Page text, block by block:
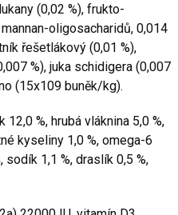
(0,02 %), frukto-
oligosacharidů, 0,014
řešetlákový (0,01 %),
%), juka schidigera (0,007
(15x109 buněk/kg).
%, hrubá vláknina 5,0 %,
kyseliny 1,0 %, omega-6
1,1 %, draslík 0,5 %,